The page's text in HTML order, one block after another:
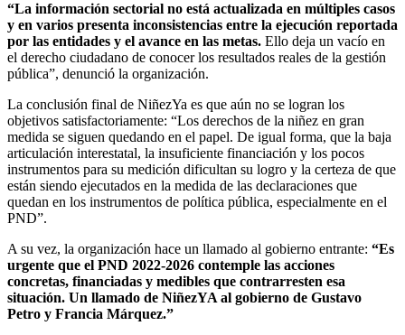
“La información sectorial no está actualizada en múltiples casos
y en varios presenta inconsistencias entre la ejecución reportada
por las entidades y el avance en las metas. Ello deja un vacío en
el derecho ciudadano de conocer los resultados reales de la gestión
pública”, denunció la organización.
La conclusión final de NiñezYa es que aún no se logran los
objetivos satisfactoriamente: “Los derechos de la niñez en gran
medida se siguen quedando en el papel. De igual forma, que la baja
articulación interestatal, la insuficiente financiación y los pocos
instrumentos para su medición dificultan su logro y la certeza de que
están siendo ejecutados en la medida de las declaraciones que
quedan en los instrumentos de política pública, especialmente en el
PND”.
A su vez, la organización hace un llamado al gobierno entrante: “Es
urgente que el PND 2022-2026 contemple las acciones
concretas, financiadas y medibles que contrarresten esa
situación. Un llamado de NiñezYA al gobierno de Gustavo
Petro y Francia Márquez.”